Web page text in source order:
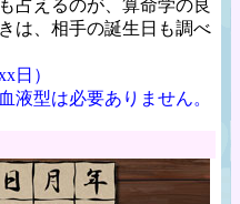
占えるのが、算命学の良
は、相手の誕生日も調べ
日）
液型は必要ありません。